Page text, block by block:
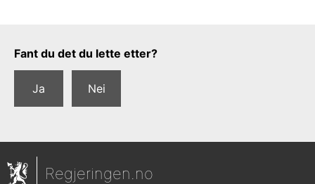
Tilbakemeldingsskjema
Fant du det du lette etter?
Ja Nei
Regjeringen.no